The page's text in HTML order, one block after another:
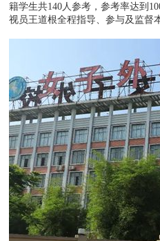
籍学生共140人参考，参考率达到
视员王道根全程指导、参与及监督